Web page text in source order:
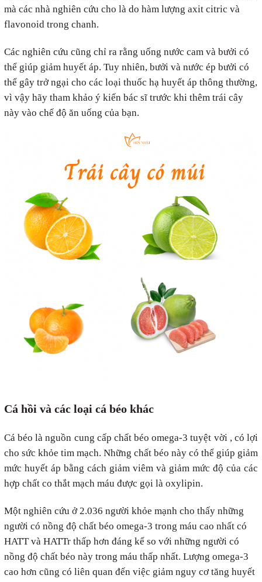
mà các nhà nghiên cứu cho là do hàm lượng axit citric và
flavonoid trong chanh.
Các nghiên cứu cũng chỉ ra rằng uống nước cam và bưởi có
thể giúp giảm huyết áp. Tuy nhiên, bưởi và nước ép bưởi có
thể gây trở ngại cho các loại thuốc hạ huyết áp thông thường,
vì vậy hãy tham khảo ý kiến ​​bác sĩ trước khi thêm trái cây
này vào chế độ ăn uống của bạn.
Cá hồi và các loại cá béo khác
Cá béo là nguồn cung cấp chất béo omega-3 tuyệt vời , có lợi
cho sức khỏe tim mạch. Những chất béo này có thể giúp giảm
mức huyết áp bằng cách giảm viêm và giảm mức độ của các
hợp chất co thắt mạch máu được gọi là oxylipin.
Một nghiên cứu ở 2.036 người khỏe mạnh cho thấy những
người có nồng độ chất béo omega-3 trong máu cao nhất có
HATT và HATTr thấp hơn đáng kể so với những người có
nồng độ chất béo này trong máu thấp nhất. Lượng omega-3
cao hơn cũng có liên quan đến việc giảm nguy cơ tăng huyết